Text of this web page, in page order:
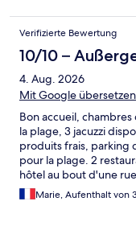
Verifizierte Bewertung
10/10 –
4. Aug. 2026
Mit Google übersetzen
Bon accueil,
la plage, 3 jacuzzi
produits frais, parking
pour la plage. 2
hôtel au bout d'une
une place de parking
celles sur la route sont
Marie, Aufenthalt von